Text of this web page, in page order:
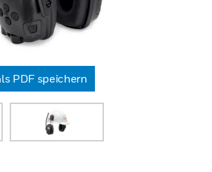
PDF speichern